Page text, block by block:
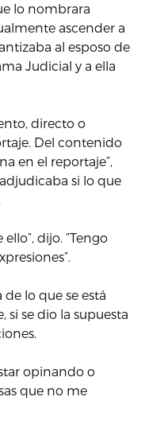
lo nombrara
ascender a
al esposo de
Judicial y a ella
directo o
Del contenido
en el reportaje”,
si lo que
dijo. “Tengo
lo que se está
si se dio la supuesta
opinando o
que no me